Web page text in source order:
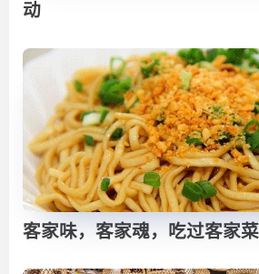
动
客家味，客家魂，吃过客家